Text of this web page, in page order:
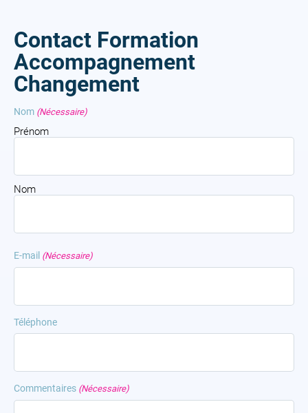
Contact Formation
Accompagnement
Changement
Nom (Nécessaire)
Prénom
Nom
E-mail (Nécessaire)
Téléphone
Commentaires (Nécessaire)